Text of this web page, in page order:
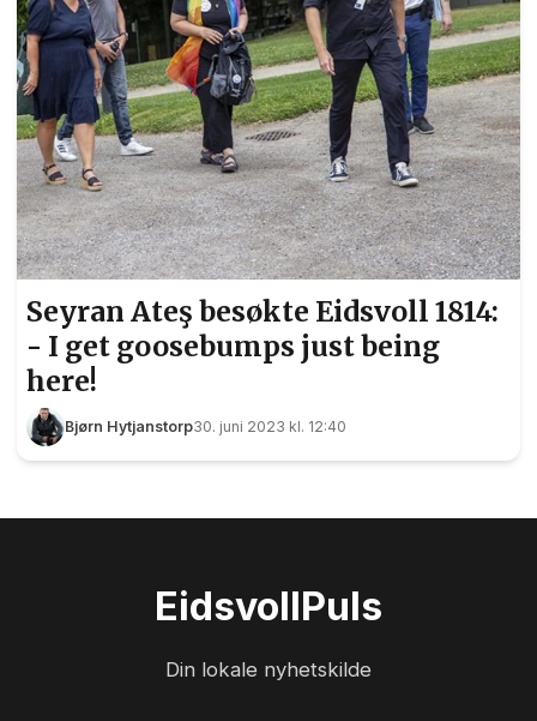
Seyran Ateş besøkte Eidsvoll 1814:
- I get goosebumps just being
here!
Bjørn Hytjanstorp30. juni 2023 kl. 12:40
EidsvollPuls
Din lokale nyhetskilde